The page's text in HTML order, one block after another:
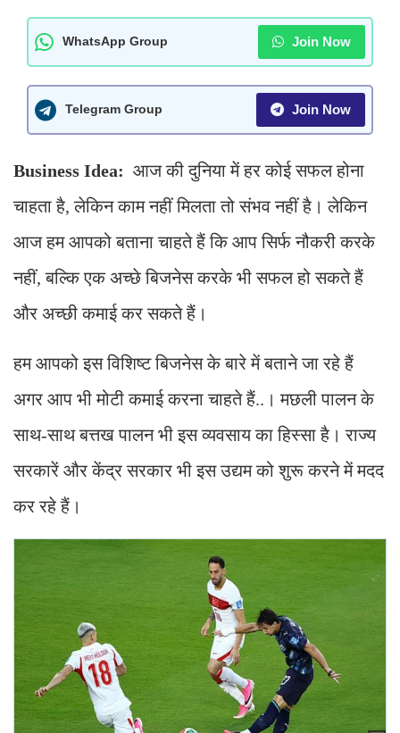
WhatsApp Group Join Now
Telegram Group Join Now
Business Idea: आज की दुनिया में हर कोई सफल होना
चाहता है, लेकिन काम नहीं मिलता तो संभव नहीं है। लेकिन
आज हम आपको बताना चाहते हैं कि आप सिर्फ नौकरी करके
नहीं, बल्कि एक अच्छे बिजनेस करके भी सफल हो सकते हैं
और अच्छी कमाई कर सकते हैं।
हम आपको इस विशिष्ट बिजनेस के बारे में बताने जा रहे हैं
अगर आप भी मोटी कमाई करना चाहते हैं..। मछली पालन के
साथ-साथ बत्तख पालन भी इस व्यवसाय का हिस्सा है। राज्य
सरकारें और केंद्र सरकार भी इस उद्यम को शुरू करने में मदद
कर रहे हैं।